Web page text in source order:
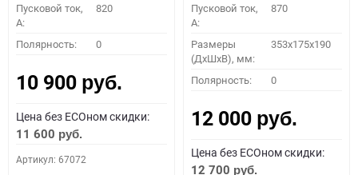
Пусковой ток,
A:
820
Полярность: 0
10 900 руб.
Цена без ECOном скидки:
11 600 руб.
Артикул: 67072
Пусковой ток,
A:
870
Размеры
(ДхШхВ), мм:
353x175x190
Полярность: 0
12 000 руб.
Цена без ECOном скидки:
12 700 руб.